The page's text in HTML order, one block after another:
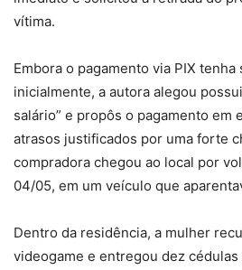
vítima.
Embora o pagamento via PIX
inicialmente, a autora alegou
salário” e propôs o pagamento em
atrasos justificados por uma forte
compradora chegou ao local por
04/05, em um veículo que
Dentro da residência, a mulher
videogame e entregou dez cédulas